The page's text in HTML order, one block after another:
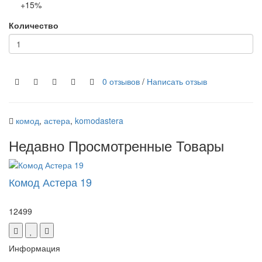
+15%
Количество
0 отзывов / Написать отзыв
комод, астера, komodastera
Недавно Просмотренные Товары
Комод Астера 19
12499
Информация